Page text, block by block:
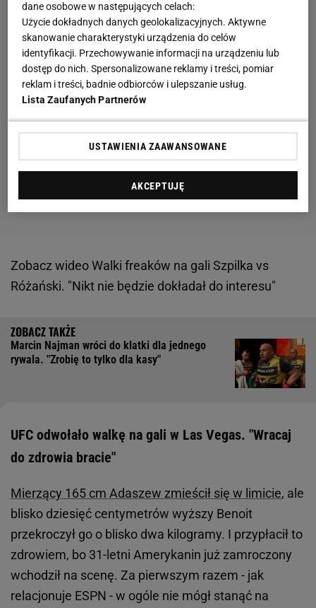
Zobacz wideoWalki freaków na gali Szpilka vs
Różański. "Nikt nie będzie dokładał do interesu"
Marcin Najman wróci do klatki dla jednego
rywala. "Zrobię to tylko dla kasy"
UFC odwołało walkę na gali w Las Vegas. "Wracaj
do zdrowia bracie"
Mierzący 165 cm Adaszew zmieścił się w limicie, ale
blisko dziesięć centymetrów wyższy Benoit
przekroczył go o blisko dwa kilogramy. I przypłacił to
zdrowiem, bo 31-letni Amerykanin już zamroczony
wchodził na scenę. Za pierwszym razem - jak
relacjonuje ESPN - w ogóle nie mógł stanąć na
dane osobowe w następujących celach:
Użycie dokładnych danych geolokalizacyjnych. Aktywne
skanowanie charakterystyki urządzenia do celów
identyfikacji. Przechowywanie informacji na urządzeniu lub
dostęp do nich. Spersonalizowane reklamy i treści, pomiar
reklam i treści, badnie odbiorców i ulepszanie usług.
Lista Zaufanych Partnerów
USTAWIENIA ZAAWANSOWANE
AKCEPTUJĘ